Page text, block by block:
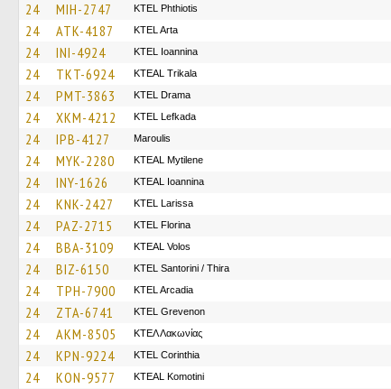
24 MIH-2747 ΚΤΕL Phthiotis
24 ATK-4187 KTEL Arta
24 INI-4924 KTEL Ioannina
24 TKT-6924 KTEAL Trikala
24 PMT-3863 KTEL Drama
24 XKM-4212 KTEL Lefkada
24 IPB-4127 Maroulis
24 MYK-2280 KTEAL Mytilene
24 INY-1626 KTEAL Ioannina
24 KNK-2427 KTEL Larissa
24 PAZ-2715 KTEL Florina
24 BBA-3109 KTEAL Volos
24 BIZ-6150 KTEL Santorini / Thira
24 TPH-7900 KTEL Arcadia
24 ZTA-6741 ΚΤΕL Grevenon
24 AKM-8505 ΚΤΕΛ Λακωνίας
24 KPN-9224 KTEL Corinthia
24 KON-9577 KTEAL Komotini